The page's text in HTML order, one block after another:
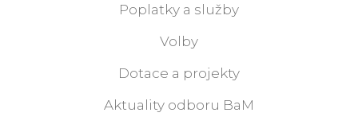
Poplatky a služby
Volby
Dotace a projekty
Aktuality odboru BaM